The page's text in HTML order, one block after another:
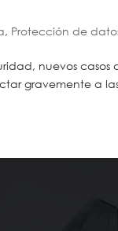
, Protección de
nuevos
gravemente a